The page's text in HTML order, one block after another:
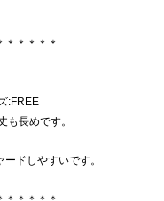
＊＊＊＊＊
:FREE
も長めです。
ドしやすいです。